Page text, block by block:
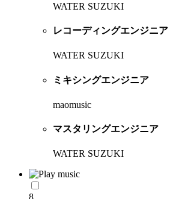
WATER SUZUKI
レコーディングエンジニア
WATER SUZUKI
ミキシングエンジニア
maomusic
マスタリングエンジニア
WATER SUZUKI